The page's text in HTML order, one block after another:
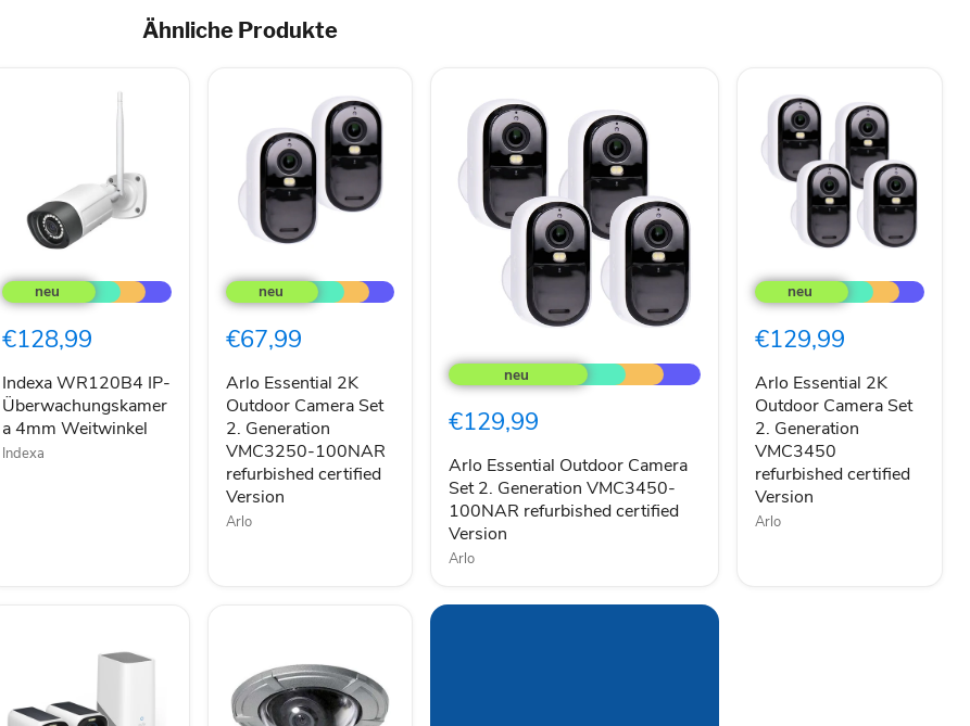
Ähnliche Produkte
WR120B4
IP-
4mm
€128,99
Indexa WR120B4 IP-
Überwachungskamer
a 4mm Weitwinkel
Indexa
Essential
2K
Camera
2.
Generation
VMC3250-
100NAR
refurbished
certified
Version
€67,99
Arlo Essential 2K
Outdoor Camera Set
2. Generation
VMC3250-100NAR
refurbished certified
Version
Arlo
Essential
Outdoor
Set
Generation
VMC3450-
100NAR
refurbished
certified
Version
€129,99
Arlo Essential Outdoor Camera
Set 2. Generation VMC3450-
100NAR refurbished certified
Version
Arlo
Essential
2K
Camera
2.
Generation
VMC3450
refurbished
certified
Version
€129,99
Arlo Essential 2K
Outdoor Camera Set
2. Generation
VMC3450
refurbished certified
Version
Arlo